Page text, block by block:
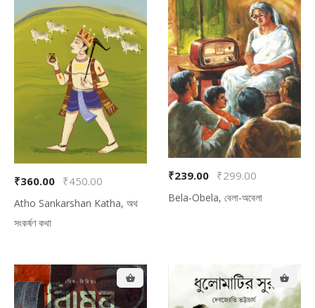
₹360.00 ₹450.00
Atho Sankarshan Katha, অথ
সংকর্ষণ কথা
₹239.00 ₹299.00
Bela-Obela, বেলা-অবেলা